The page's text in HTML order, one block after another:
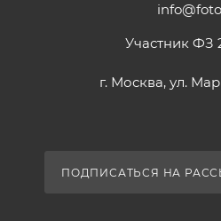
Участник ФЗ
г. Москва, ул.
ПОДПИСАТЬСЯ НА